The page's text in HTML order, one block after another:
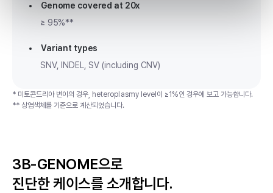
Genome covered at 20x
≥ 95%**
Variant types
SNV, INDEL, SV (including CNV)
* 미토콘드리아 변이의 경우, heteroplasmy level이 ≥1%인 경우에 보고 가능합니다.
** 상염색체를 기준으로 계산되었습니다.
3B-GENOME으로
진단한 케이스를 소개합니다.